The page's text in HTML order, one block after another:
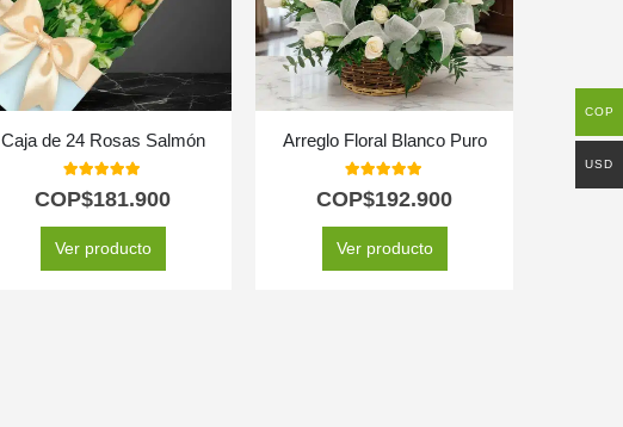
Caja de 24 Rosas Salmón
5.00
COP$181.900
Ver producto
Arreglo Floral Blanco Puro
5.00
COP$192.900
Ver producto
COP
USD